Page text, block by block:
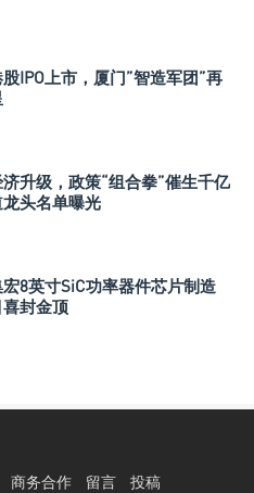
IPO上市，厦门”智造军团”再
升级，政策“组合拳”催生千亿
头名单曝光
8英寸SiC功率器件芯片制造
封金顶
商务合作 留言 投稿